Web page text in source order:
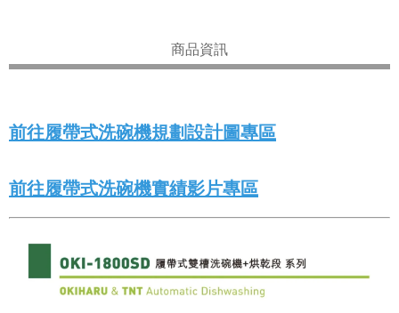
商品資訊
前往履帶式洗碗機規劃設計圖專區
前往履帶式洗碗機實績影片專區